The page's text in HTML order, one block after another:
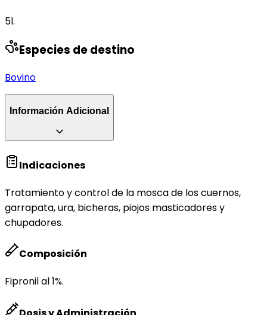
5l.
Especies de destino
Bovino
Información Adicional
Indicaciones
Tratamiento y control de la mosca de los cuernos,
garrapata, ura, bicheras, piojos masticadores y
chupadores.
Composición
Fipronil al 1%.